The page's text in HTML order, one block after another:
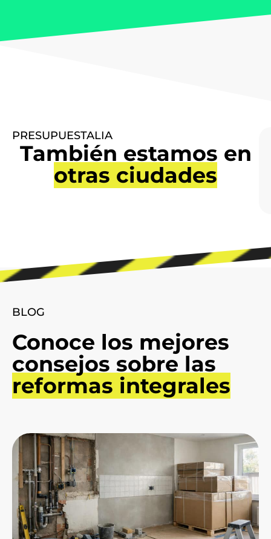
PRESUPUESTALIA
También estamos en
otras ciudades
BLOG
Conoce los mejores
consejos sobre las
reformas integrales